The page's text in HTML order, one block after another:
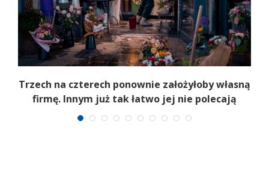
Trzech na czterech ponownie założyłoby własną
firmę. Innym już tak łatwo jej nie polecają